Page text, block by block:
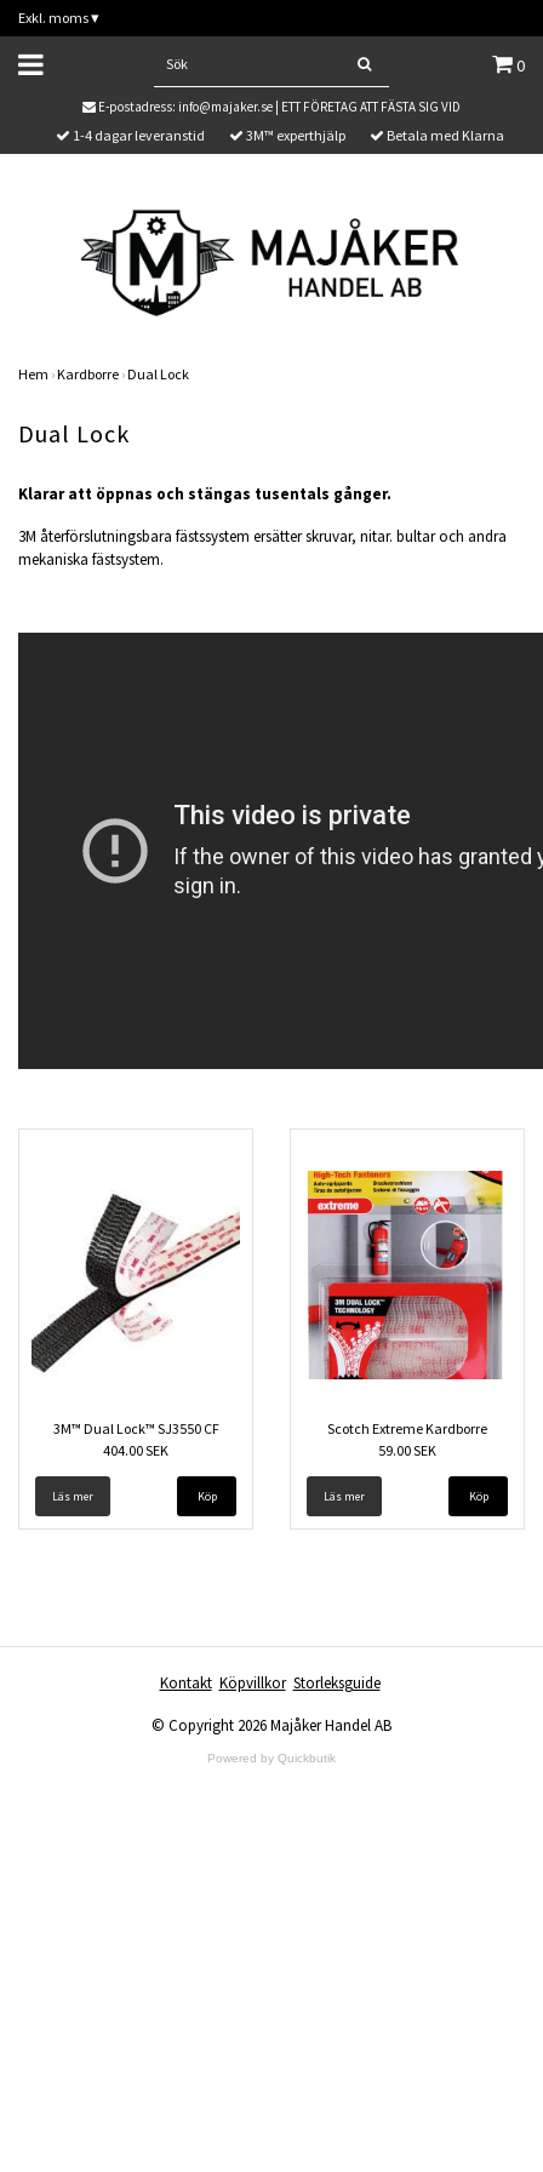
Exkl. moms▾
0
E-postadress: info@majaker.se | ETT FÖRETAG ATT FÄSTA SIG VID
1-4 dagar leveranstid 3M™ experthjälp Betala med Klarna
Hem ›Kardborre ›Dual Lock
Dual Lock
Klarar att öppnas och stängas tusentals gånger.
3M återförslutningsbara fästssystem ersätter skruvar, nitar. bultar och andra
mekaniska fästsystem.
3M™ Dual Lock™ SJ3550 CF
404.00 SEK
Läs mer Köp
Scotch Extreme Kardborre
59.00 SEK
Läs mer
Kontakt Köpvillkor Storleksguide
© Copyright 2026 Majåker Handel AB
Powered by Quickbutik